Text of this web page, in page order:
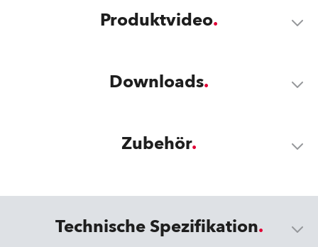
Produktvideo
Downloads
Zubehör
Technische Spezifikation